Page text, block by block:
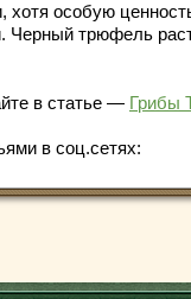
особую
Черный трюфель
в статье — Грибы
в соц.сетях: